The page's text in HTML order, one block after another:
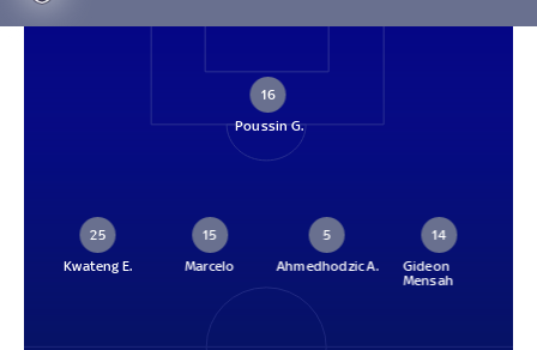
16
Poussin G.
25
Kwateng E.
15
Marcelo
5
Ahmedhodzic A.
14
Gideon
Mensah